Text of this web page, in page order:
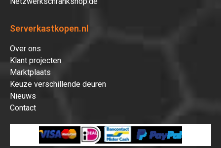
Serverkastkopen.nl
Over ons
Klant projecten
Marktplaats
Keuze verschillende deuren
Nieuws
Contact